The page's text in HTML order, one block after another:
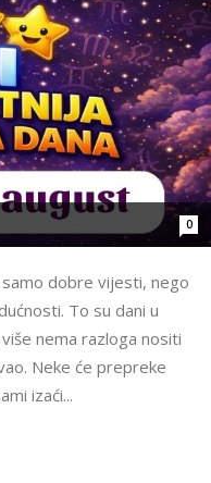
0
dobre vijesti, nego
To su dani u
nema razloga nositi
Neke će prepreke
izaći...